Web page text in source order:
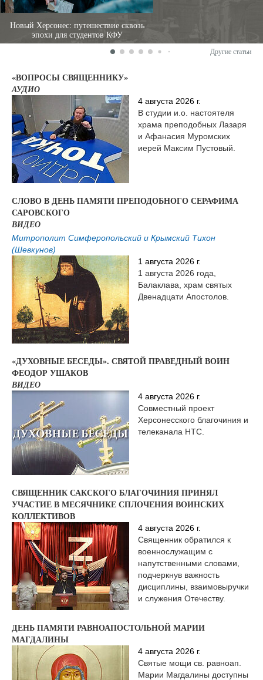
Новый Херсонес: путешествие сквозь
эпохи для студентов КФУ
Другие статьи
«ВОПРОСЫ СВЯЩЕННИКУ»
АУДИО
4 августа 2026 г.
В студии и.о. настоятеля
храма преподобных Лазаря
и Афанасия Муромских
иерей Максим Пустовый.
СЛОВО В ДЕНЬ ПАМЯТИ ПРЕПОДОБНОГО СЕРАФИМА
САРОВСКОГО
ВИДЕО
Митрополит Симферопольский и Крымский Тихон
(Шевкунов)
1 августа 2026 г.
1 августа 2026 года,
Балаклава, храм святых
Двенадцати Апостолов.
«ДУХОВНЫЕ БЕСЕДЫ». СВЯТОЙ ПРАВЕДНЫЙ ВОИН
ФЕОДОР УШАКОВ
ВИДЕО
4 августа 2026 г.
Совместный проект
Херсонесского благочиния и
телеканала НТС.
СВЯЩЕННИК САКСКОГО БЛАГОЧИНИЯ ПРИНЯЛ
УЧАСТИЕ В МЕСЯЧНИКЕ СПЛОЧЕНИЯ ВОИНСКИХ
КОЛЛЕКТИВОВ
4 августа 2026 г.
Священник обратился к
военнослужащим с
напутственными словами,
подчеркнув важность
дисциплины, взаимовыручки
и служения Отечеству.
ДЕНЬ ПАМЯТИ РАВНОАПОСТОЛЬНОЙ МАРИИ
МАГДАЛИНЫ
4 августа 2026 г.
Святые мощи св. равноап.
Марии Магдалины доступны